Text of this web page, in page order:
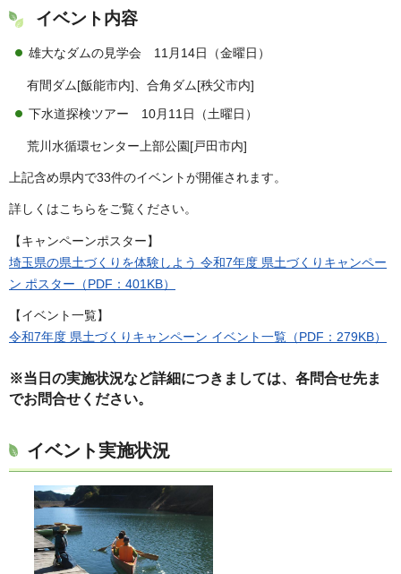
イベント内容
雄大なダムの見学会 11月14日（金曜日）
有間ダム[飯能市内]、合角ダム[秩父市内]
下水道探検ツアー 10月11日（土曜日）
荒川水循環センター上部公園[戸田市内]
上記含め県内で33件のイベントが開催されます。
詳しくはこちらをご覧ください。
【キャンペーンポスター】
埼玉県の県土づくりを体験しよう 令和7年度 県土づくりキャンペー
ン ポスター（PDF：401KB）
【イベント一覧】
令和7年度 県土づくりキャンペーン イベント一覧（PDF：279KB）
※当日の実施状況など詳細につきましては、各問合せ先ま
でお問合せください。
イベント実施状況